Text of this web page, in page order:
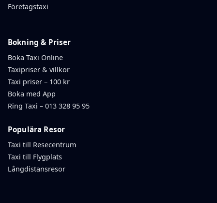
Företagstaxi
Bokning & Priser
Boka Taxi Online
Taxipriser & villkor
Taxi priser – 100 kr
Boka med App
Ring Taxi – 013 328 95 95
Populära Resor
Taxi till Resecentrum
Taxi till Flygplats
Långdistansresor